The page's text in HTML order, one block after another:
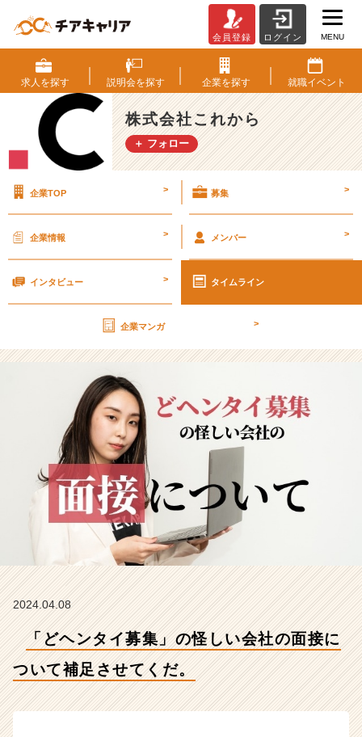
ヘ
ン
タ
イ
募
集」
い
の
つ
い
補
足
さ
せ
て
く
だ。
【株
式
会
社
こ
の
タ
イ
会員登録 ログイン MENU
求人を探す 説明会を探す 企業を探す 就職イベント
株式会社これから
＋ フォロー
企業TOP > 募集 >
企業情報 > メンバー >
インタビュー > タイムライン
企業マンガ >
2024.04.08
「どヘンタイ募集」の怪しい会社の面接に
ついて補足させてくだ。